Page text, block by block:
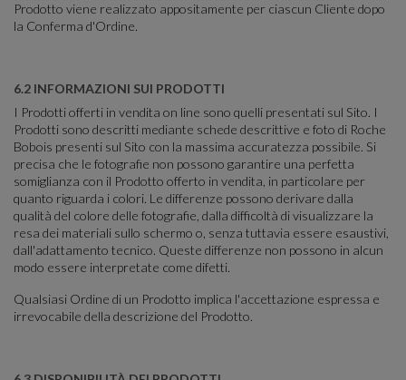
Prodotto viene realizzato appositamente per ciascun Cliente dopo
la Conferma d'Ordine.
6.2 INFORMAZIONI SUI PRODOTTI
I Prodotti offerti in vendita on line sono quelli presentati sul Sito. I
Prodotti sono descritti mediante schede descrittive e foto di Roche
Bobois presenti sul Sito con la massima accuratezza possibile. Si
precisa che le fotografie non possono garantire una perfetta
somiglianza con il Prodotto offerto in vendita, in particolare per
quanto riguarda i colori. Le differenze possono derivare dalla
qualità del colore delle fotografie, dalla difficoltà di visualizzare la
resa dei materiali sullo schermo o, senza tuttavia essere esaustivi,
dall'adattamento tecnico. Queste differenze non possono in alcun
modo essere interpretate come difetti.
Qualsiasi Ordine di un Prodotto implica l'accettazione espressa e
irrevocabile della descrizione del Prodotto.